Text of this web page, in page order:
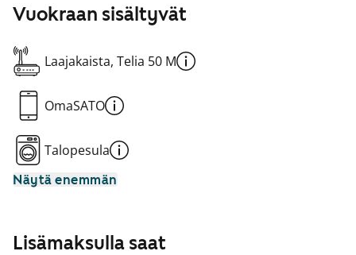
Vuokraan sisältyvät
Laajakaista, Telia 50 M
OmaSATO
Talopesula
Näytä enemmän
Lisämaksulla saat